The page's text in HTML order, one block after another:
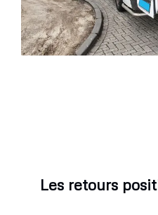
Les retours